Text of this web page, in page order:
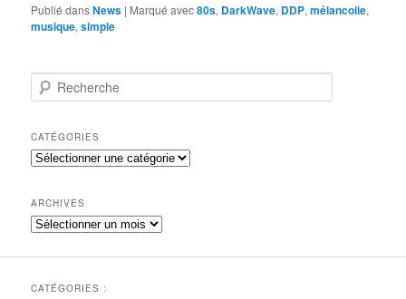
Publié dansNews | Marqué avec80s, DarkWave, DDP,mélancolie,
musique,simple
e
h
e
r
h
e
CATÉGORIES
Catégories
ARCHIVES
Archives
CATÉGORIES :